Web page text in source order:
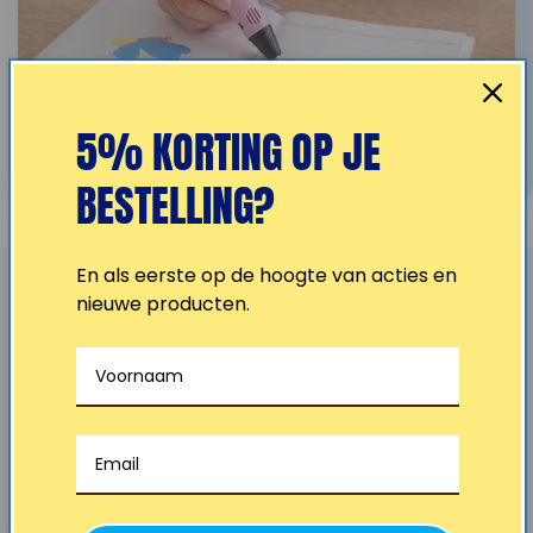
Waarom meer dan 10.000 ouders
TinyPlay vertrouwen
Onze klanten vertellen
het beter dan wij
5% KORTING OP JE
BESTELLING?
En als eerste op de hoogte van acties en
nieuwe producten.